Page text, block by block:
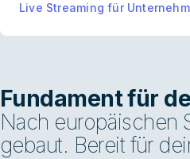
Live Streaming für
Fundament für
Nach europäischen
gebaut. Bereit für